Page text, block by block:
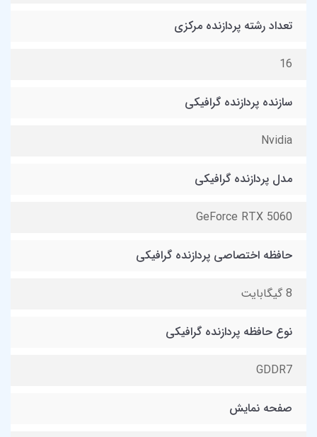
تعداد رشته پردازنده مرکزی
16
سازنده پردازنده گرافیکی
Nvidia
مدل پردازنده گرافیکی
GeForce RTX 5060
حافظه اختصاصی پردازنده گرافیکی
8 گیگابایت
نوع حافظه پردازنده گرافیکی
GDDR7
صفحه نمایش